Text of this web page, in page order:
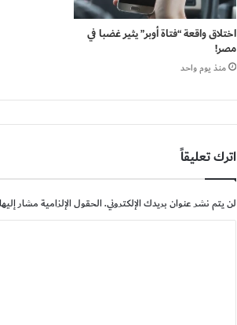
اختلاق واقعة “فتاة أوبر” يثير غضبا في
مصر!
منذ يوم واحد
اترك تعليقاً
لن يتم نشر عنوان بريدك الإلكتروني.الحقول الإلزامية مشار